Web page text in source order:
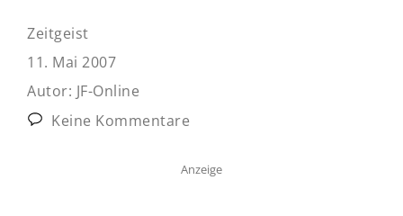
Zeitgeist
11. Mai 2007
Autor: JF-Online
Keine Kommentare
Anzeige